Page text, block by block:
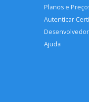
Planos e
Autenticar
Ajuda